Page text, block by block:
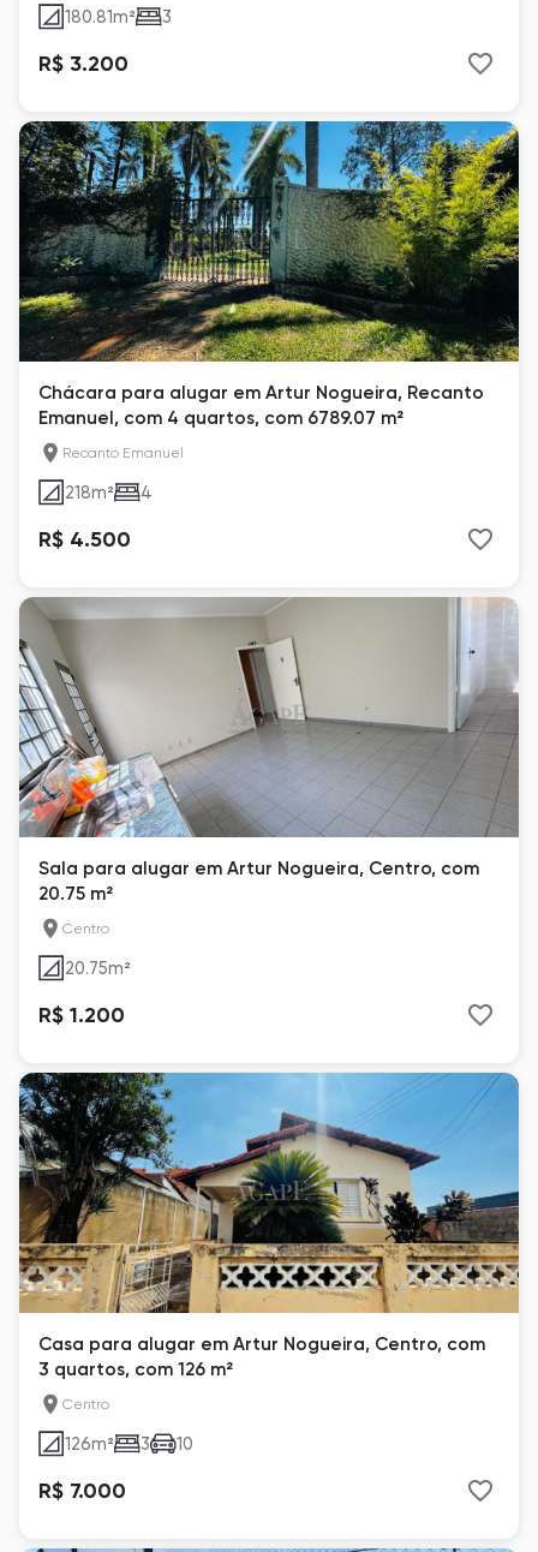
180.81m² 3
R$ 3.200
Chácara para alugar em Artur Nogueira, Recanto
Emanuel, com 4 quartos, com 6789.07 m²
Recanto Emanuel
218m² 4
R$ 4.500
Sala para alugar em Artur Nogueira, Centro, com
20.75 m²
Centro
20.75m²
R$ 1.200
Casa para alugar em Artur Nogueira, Centro, com
3 quartos, com 126 m²
Centro
126m² 3 10
R$ 7.000